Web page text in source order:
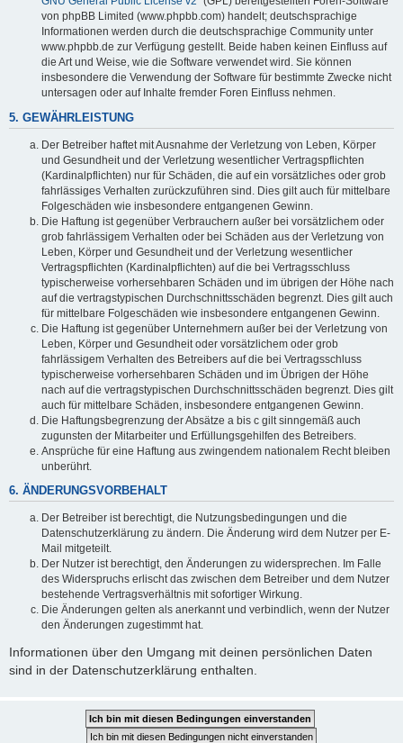
von phpBB Limited (www.phpbb.com) handelt; deutschsprachige
Informationen werden durch die deutschsprachige Community unter
www.phpbb.de zur Verfügung gestellt. Beide haben keinen Einfluss auf
die Art und Weise, wie die Software verwendet wird. Sie können
insbesondere die Verwendung der Software für bestimmte Zwecke nicht
untersagen oder auf Inhalte fremder Foren Einfluss nehmen.
5. GEWÄHRLEISTUNG
Der Betreiber haftet mit Ausnahme der Verletzung von Leben, Körper
und Gesundheit und der Verletzung wesentlicher Vertragspflichten
(Kardinalpflichten) nur für Schäden, die auf ein vorsätzliches oder grob
fahrlässiges Verhalten zurückzuführen sind. Dies gilt auch für mittelbare
Folgeschäden wie insbesondere entgangenen Gewinn.
Die Haftung ist gegenüber Verbrauchern außer bei vorsätzlichem oder
grob fahrlässigem Verhalten oder bei Schäden aus der Verletzung von
Leben, Körper und Gesundheit und der Verletzung wesentlicher
Vertragspflichten (Kardinalpflichten) auf die bei Vertragsschluss
typischerweise vorhersehbaren Schäden und im übrigen der Höhe nach
auf die vertragstypischen Durchschnittsschäden begrenzt. Dies gilt auch
für mittelbare Folgeschäden wie insbesondere entgangenen Gewinn.
Die Haftung ist gegenüber Unternehmern außer bei der Verletzung von
Leben, Körper und Gesundheit oder vorsätzlichem oder grob
fahrlässigem Verhalten des Betreibers auf die bei Vertragsschluss
typischerweise vorhersehbaren Schäden und im Übrigen der Höhe
nach auf die vertragstypischen Durchschnittsschäden begrenzt. Dies gilt
auch für mittelbare Schäden, insbesondere entgangenen Gewinn.
Die Haftungsbegrenzung der Absätze a bis c gilt sinngemäß auch
zugunsten der Mitarbeiter und Erfüllungsgehilfen des Betreibers.
Ansprüche für eine Haftung aus zwingendem nationalem Recht bleiben
unberührt.
6. ÄNDERUNGSVORBEHALT
Der Betreiber ist berechtigt, die Nutzungsbedingungen und die
Datenschutzerklärung zu ändern. Die Änderung wird dem Nutzer per E-
Mail mitgeteilt.
Der Nutzer ist berechtigt, den Änderungen zu widersprechen. Im Falle
des Widerspruchs erlischt das zwischen dem Betreiber und dem Nutzer
bestehende Vertragsverhältnis mit sofortiger Wirkung.
Die Änderungen gelten als anerkannt und verbindlich, wenn der Nutzer
den Änderungen zugestimmt hat.
Informationen über den Umgang mit deinen persönlichen Daten
sind in der Datenschutzerklärung enthalten.